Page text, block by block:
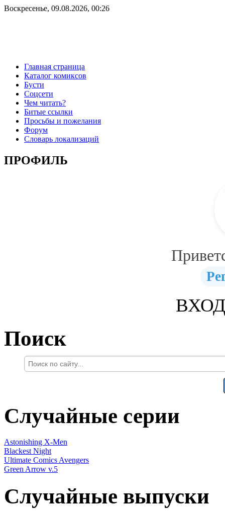
Воскресенье, 09.08.2026, 00:26
Главная страница
Каталог комиксов
Бусти
Соцсети
Чем читать?
Битые ссылки
Просьбы и пожелания
Форум
Словарь локализаций
ПРОФИЛЬ
Поиск
Случайные серии
Astonishing X-Men
Blackest Night
Ultimate Comics Avengers
Green Arrow v.5
Случайные выпуски